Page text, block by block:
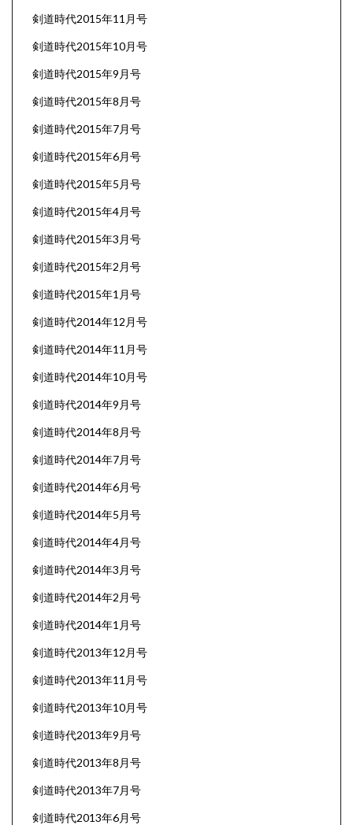
剣道時代2015年11月号
剣道時代2015年10月号
剣道時代2015年9月号
剣道時代2015年8月号
剣道時代2015年7月号
剣道時代2015年6月号
剣道時代2015年5月号
剣道時代2015年4月号
剣道時代2015年3月号
剣道時代2015年2月号
剣道時代2015年1月号
剣道時代2014年12月号
剣道時代2014年11月号
剣道時代2014年10月号
剣道時代2014年9月号
剣道時代2014年8月号
剣道時代2014年7月号
剣道時代2014年6月号
剣道時代2014年5月号
剣道時代2014年4月号
剣道時代2014年3月号
剣道時代2014年2月号
剣道時代2014年1月号
剣道時代2013年12月号
剣道時代2013年11月号
剣道時代2013年10月号
剣道時代2013年9月号
剣道時代2013年8月号
剣道時代2013年7月号
剣道時代2013年6月号